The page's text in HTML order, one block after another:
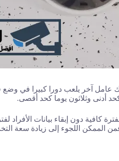
آخر يلعب دورا كبيرا في وضع
كافية دون إبقاء بيانات
الممكن اللجوء إلى زيادة سعة